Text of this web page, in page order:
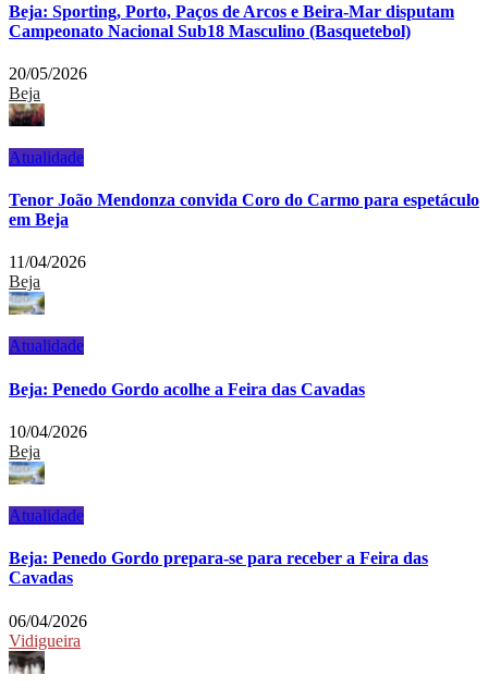
Beja: Sporting, Porto, Paços de Arcos e Beira-Mar disputam
Campeonato Nacional Sub18 Masculino (Basquetebol)
20/05/2026
Beja
Atualidade
Tenor João Mendonza convida Coro do Carmo para espetáculo
em Beja
11/04/2026
Beja
Atualidade
Beja: Penedo Gordo acolhe a Feira das Cavadas
10/04/2026
Beja
Atualidade
Beja: Penedo Gordo prepara-se para receber a Feira das
Cavadas
06/04/2026
Vidigueira